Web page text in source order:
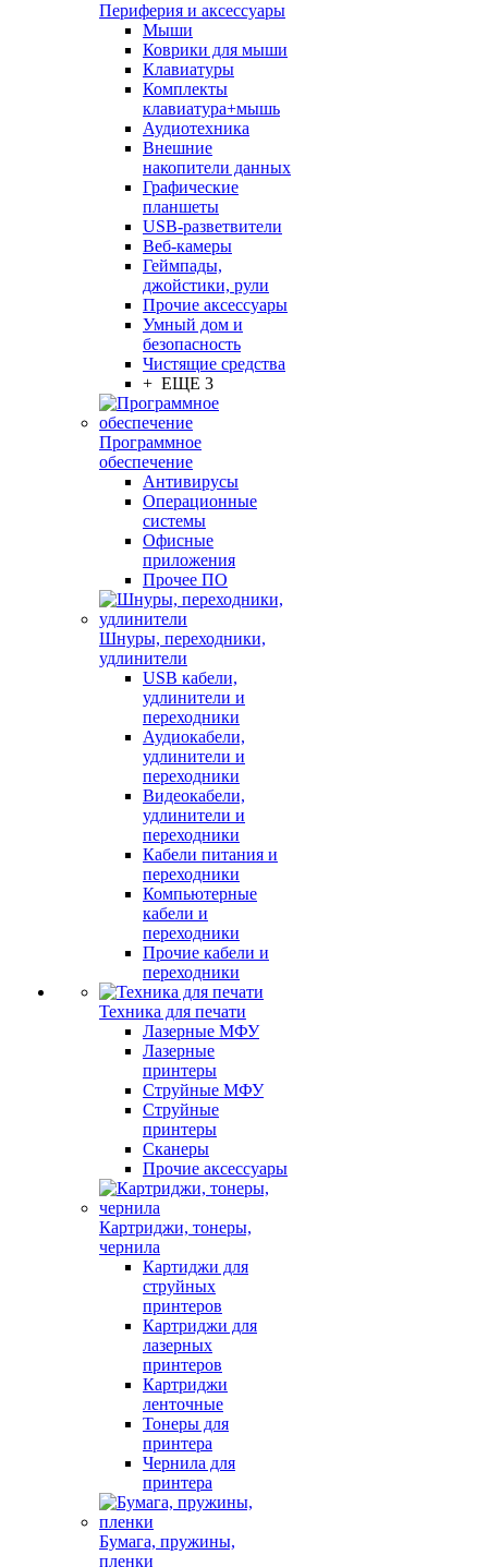
Периферия и аксессуары
Мыши
Коврики для мыши
Клавиатуры
Комплекты
клавиатура+мышь
Аудиотехника
Внешние
накопители данных
Графические
планшеты
USB-разветвители
Веб-камеры
Геймпады,
джойстики, рули
Прочие аксессуары
Умный дом и
безопасность
Чистящие средства
+ ЕЩЕ 3
Программное
обеспечение
Антивирусы
Операционные
системы
Офисные
приложения
Прочее ПО
Шнуры, переходники,
удлинители
USB кабели,
удлинители и
переходники
Аудиокабели,
удлинители и
переходники
Видеокабели,
удлинители и
переходники
Кабели питания и
переходники
Компьютерные
кабели и
переходники
Прочие кабели и
переходники
Техника для печати
Лазерные МФУ
Лазерные
принтеры
Струйные МФУ
Струйные
принтеры
Сканеры
Прочие аксессуары
Картриджи, тонеры,
чернила
Картиджи для
струйных
принтеров
Картриджи для
лазерных
принтеров
Картриджи
ленточные
Тонеры для
принтера
Чернила для
принтера
Бумага, пружины,
пленки